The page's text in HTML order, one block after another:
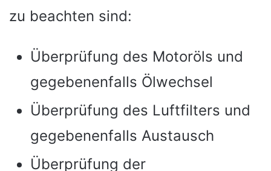
zu beachten sind:
Überprüfung des Motoröls und
gegebenenfalls Ölwechsel
Überprüfung des Luftfilters und
gegebenenfalls Austausch
Überprüfung der